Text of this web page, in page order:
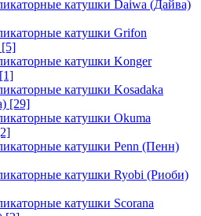
катушки Daiwa (Дайва)
катушки Grifon
[5]
катушки Konger
[1]
катушки Kosadaka
[29]
катушки Okuma
катушки Penn (Пенн)
катушки Ryobi (Риоби)
катушки Scorana